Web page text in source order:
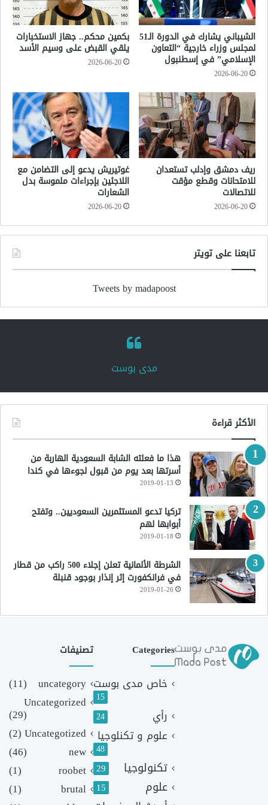
الشيباني يشارك في الدورة الـ51
لمجلس وزراء خارجية “التعاون
الإسلامي” في إسطنبول
2026-06-20
بكمين محكم.. جهاز الاستخبارات
يلقي القبض على وسيم الأسد
2026-06-20
ريف دمشق وإدلب تستعدان
للامتحانات وقطع مؤقت
للاتصالات
2026-06-20
غوتيريش يدعو إلى التضامن مع
اللاجئين بإجراءات ملموسة بدل
الشعارات
2026-06-20
تابعنا على تويتر
Tweets by madapoost
‏مدى بوست‏
الأكثر قراءة
هذا ما فعلته الشابة السعودية الهاربة من
أسرتها بعد يوم من قبول لجوءها في كندا
2019-01-13
تركيا تدعو المستثمرين السعوديين.. وتفتح
أبوابها لهم
2019-01-18
الشرطة الألمانية تعلن إجلاء 500 راكب من قطار
في فرانكفورت إثر إنذار بوجود قنبلة
2019-01-26
Categories
خاص مدى بوست
15
رأي 24
علوم و تكنلوجيا
48
تكنولوجيا 29
علوم 15
تصنيفات
uncategory
(11)
Uncategorized
(29)
Uncategotized
(2)
new
(46)
roobet
(1)
brutal
(1)